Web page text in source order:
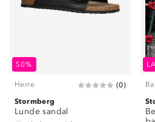
50%
Herre (0)
Stormberg
Lunde sandal